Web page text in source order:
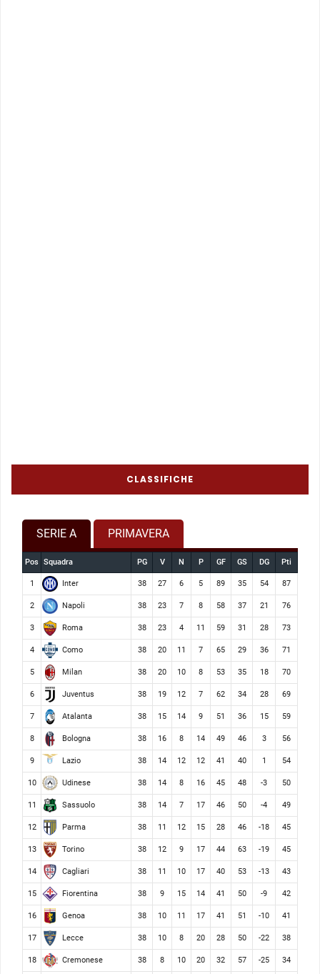
CLASSIFICHE
SERIE A PRIMAVERA
Pos Squadra PG V N P GF GS DG Pti
1 Inter 38 27 6 5 89 35 54 87
2 Napoli 38 23 7 8 58 37 21 76
3 Roma 38 23 4 11 59 31 28 73
4 Como 38 20 11 7 65 29 36 71
5 Milan 38 20 10 8 53 35 18 70
6 Juventus 38 19 12 7 62 34 28 69
7 Atalanta 38 15 14 9 51 36 15 59
8 Bologna 38 16 8 14 49 46 3 56
9 Lazio 38 14 12 12 41 40 1 54
10 Udinese 38 14 8 16 45 48 -3 50
11 Sassuolo 38 14 7 17 46 50 -4 49
12 Parma 38 11 12 15 28 46 -18 45
13 Torino 38 12 9 17 44 63 -19 45
14 Cagliari 38 11 10 17 40 53 -13 43
15 Fiorentina 38 9 15 14 41 50 -9 42
16 Genoa 38 10 11 17 41 51 -10 41
17 Lecce 38 10 8 20 28 50 -22 38
18 Cremonese 38 8 10 20 32 57 -25 34